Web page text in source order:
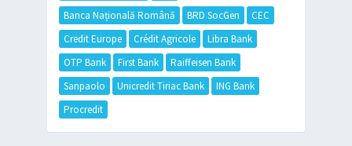
Banca Națională Română
BRD SocGen
CEC
Credit Europe
Crédit Agricole
Libra Bank
OTP Bank
First Bank
Raiffeisen Bank
Sanpaolo
Unicredit Tiriac Bank
ING Bank
Procredit